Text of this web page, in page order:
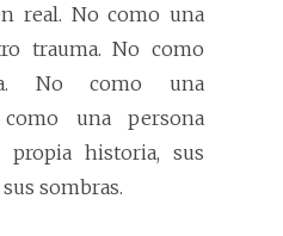
real. No como una
trauma. No como
No como una
una persona
propia historia, sus
sombras.